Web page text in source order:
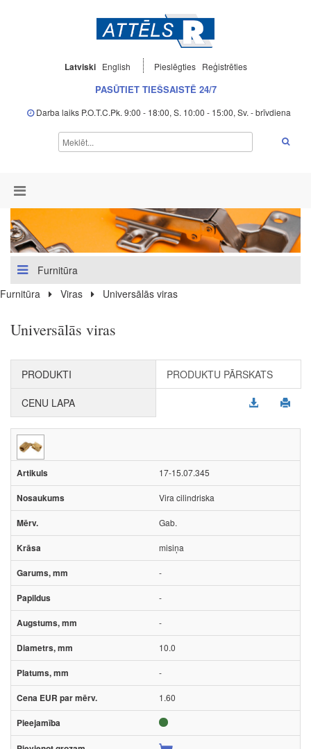
Latviski English Pieslēgties Reģistrēties
PASŪTIET TIEŠSAISTĒ 24/7
Darba laiks P.O.T.C.Pk. 9:00 - 18:00, S. 10:00 - 15:00, Sv. - brīvdiena
Furnitūra
Furnitūra
Viras Universālās viras
Universālās viras
PRODUKTI PRODUKTU PĀRSKATS
CENU LAPA
17-15.07.345
Vira cilindriska
Gab.
misiņa
-
-
-
10.0
-
1.60